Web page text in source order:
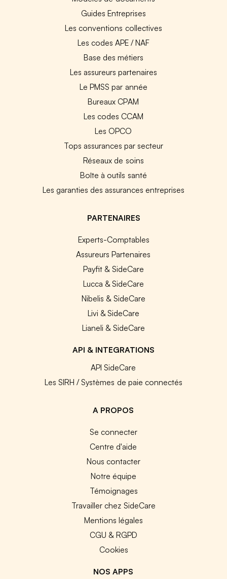
Guides Entreprises
Les conventions collectives
Les codes APE / NAF
Base des métiers
Les assureurs partenaires
Le PMSS par année
Bureaux CPAM
Les codes CCAM
Les OPCO
Tops assurances par secteur
Réseaux de soins
Boîte à outils santé
Les garanties des assurances entreprises
PARTENAIRES
Experts-Comptables
Assureurs Partenaires
Payfit & SideCare
Lucca & SideCare
Nibelis & SideCare
Livi & SideCare
Lianeli & SideCare
API & INTEGRATIONS
API SideCare
Les SIRH / Systèmes de paie connectés
A PROPOS
Se connecter
Centre d'aide
Nous contacter
Notre équipe
Témoignages
Travailler chez SideCare
Mentions légales
CGU & RGPD
Cookies
NOS APPS